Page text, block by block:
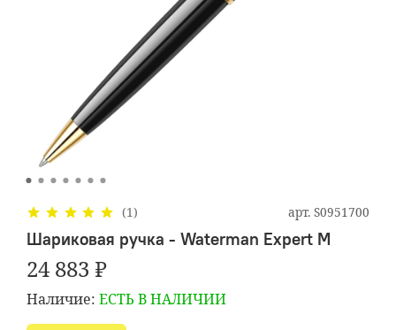
(1) арт. S0951700
Шариковая ручка - Waterman Expert M
24 883 ₽
Наличие: ЕСТЬ В НАЛИЧИИ